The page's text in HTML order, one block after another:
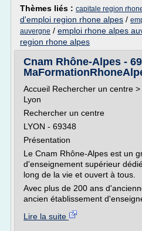
Thèmes liés : capitale region
d'emploi region rhone alpes /
auvergne / emploi rhone alpes
region rhone alpes
Cnam Rhône-Alpes -
Accueil Rechercher un centre
Lyon
Rechercher un centre
LYON - 69348
Présentation
Le Cnam Rhône-Alpes est un
d'enseignement supérieur
long de la vie et ouvert à tous.
Avec plus de 200 ans
ancien établissement
Lire la suite